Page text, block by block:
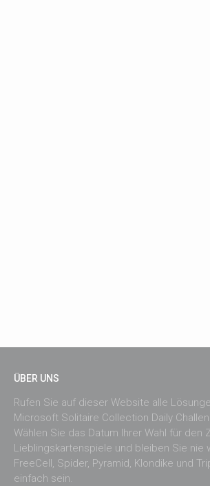
ÜBER UNS
Rufen Sie auf dieser Website alle
Microsoft Solitaire Collection Daily
Wählen Sie das Datum Ihrer Wahl für den
Lieblingskartenspiele und bleiben Sie nie
FreeCell, Spider, Pyramid, Klondike und
einfach sein.